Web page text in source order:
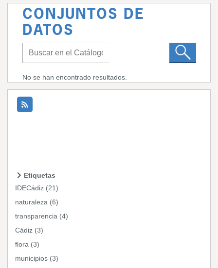
CONJUNTOS DE
DATOS
No se han encontrado resultados.
Etiquetas
IDECádiz (21)
naturaleza (6)
transparencia (4)
Cádiz (3)
flora (3)
municipios (3)